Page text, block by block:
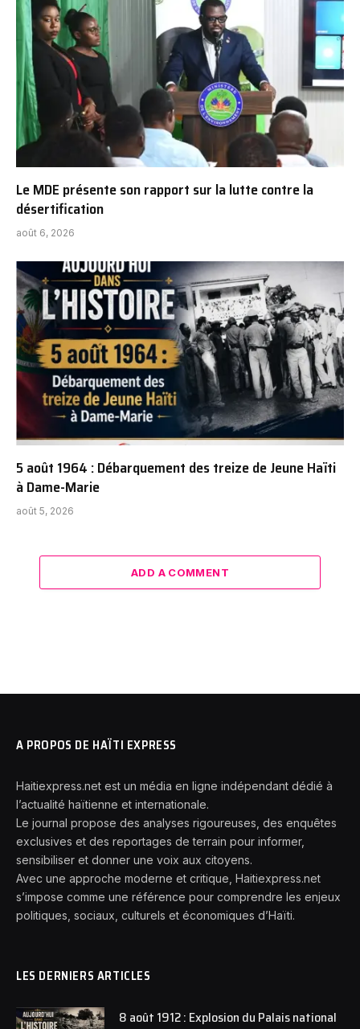
Le MDE présente son rapport sur la lutte contre la
désertification
août 6, 2026
5 août 1964 : Débarquement des treize de Jeune Haïti
à Dame-Marie
août 5, 2026
ADD A COMMENT
A PROPOS DE HAÏTI EXPRESS
Haitiexpress.net est un média en ligne indépendant dédié à
l’actualité haïtienne et internationale.
Le journal propose des analyses rigoureuses, des enquêtes
exclusives et des reportages de terrain pour informer,
sensibiliser et donner une voix aux citoyens.
Avec une approche moderne et critique, Haitiexpress.net
s’impose comme une référence pour comprendre les enjeux
politiques, sociaux, culturels et économiques d’Haïti.
LES DERNIERS ARTICLES
8 août 1912 : Explosion du Palais national